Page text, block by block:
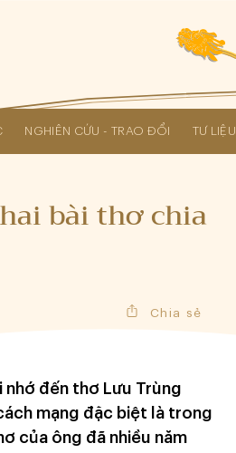
NGHIÊN CỨU - TRAO ĐỔI TƯ LIỆU
bài thơ chia
Chia sẻ
đến thơ Lưu Trùng
mạng đặc biệt là trong
của ông đã nhiều năm